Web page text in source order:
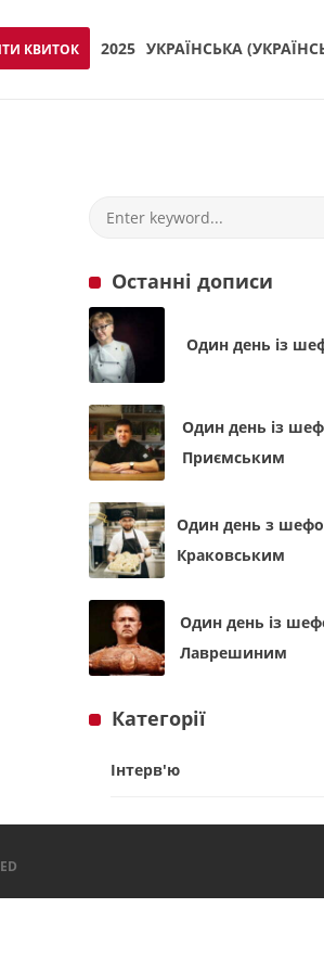
КВИТОК 2025 УКРАЇНСЬКА (
Останні дописи
Один день із
Один день із
Приємським
Один день з
Краковським
Один день із
Лаврешиним
Категорії
Інтерв'ю